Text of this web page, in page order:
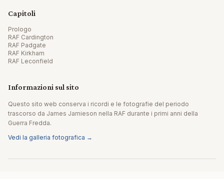
Capitoli
Prologo
RAF Cardington
RAF Padgate
RAF Kirkham
RAF Leconfield
Informazioni sul sito
Questo sito web conserva i ricordi e le fotografie del periodo
trascorso da James Jamieson nella RAF durante i primi anni della
Guerra Fredda.
Vedi la galleria fotografica →